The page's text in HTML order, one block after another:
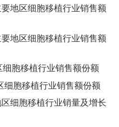
地区细胞移植行业销售额
地区细胞移植行业销售额
胞移植行业销售额份额
胞移植行业销售额份额
细胞移植行业销量及增长